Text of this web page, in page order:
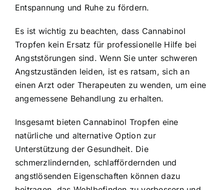
Entspannung und Ruhe zu fördern.
Es ist wichtig zu beachten, dass Cannabinol
Tropfen kein Ersatz für professionelle Hilfe bei
Angststörungen sind. Wenn Sie unter schweren
Angstzuständen leiden, ist es ratsam, sich an
einen Arzt oder Therapeuten zu wenden, um eine
angemessene Behandlung zu erhalten.
Insgesamt bieten Cannabinol Tropfen eine
natürliche und alternative Option zur
Unterstützung der Gesundheit. Die
schmerzlindernden, schlaffördernden und
angstlösenden Eigenschaften können dazu